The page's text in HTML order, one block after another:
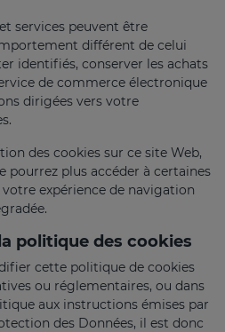
services peuvent être
différent de celui
identifiés, conserver les achats
de commerce électronique
dirigées vers votre
des cookies sur ce site Web,
pourrez plus accéder à certaines
expérience de navigation
politique des cookies
cette politique de cookies
ou réglementaires, ou dans
aux instructions émises par
des Données, il est donc